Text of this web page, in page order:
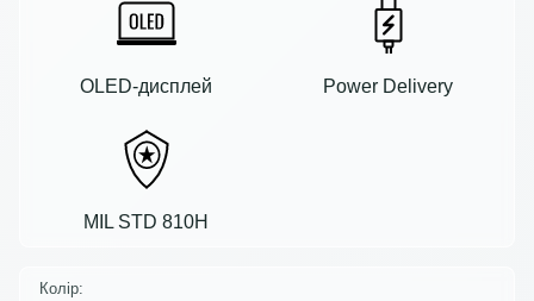
OLED-дисплей Power Delivery
MIL STD 810H
Колір: